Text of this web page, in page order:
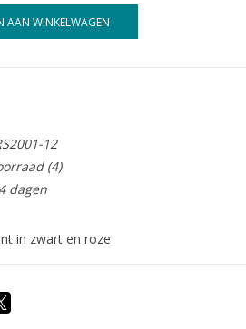
AAN WINKELWAGEN
12
(4)
dagen
in zwart en roze
een uil, beer, eenhoorn en